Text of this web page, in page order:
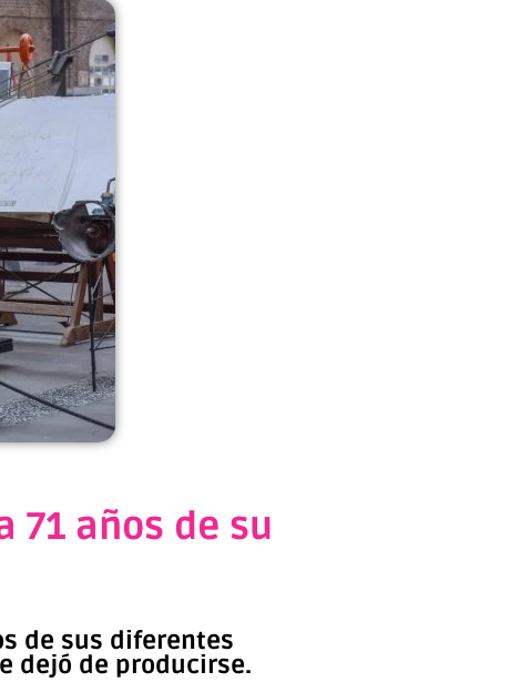
71 años de su
de sus diferentes
dejó de producirse.